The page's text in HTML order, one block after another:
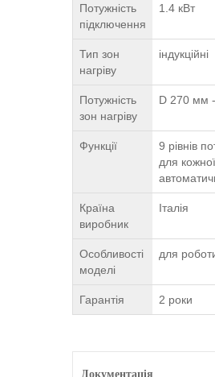
Потужність
підключення
1.4 кВт
Тип зон
нагріву
індукційні
Потужність
зон нагріву
D 270 мм
Функції
9 рівнів
для
Країна
виробник
Італія
Особливості
моделі
для
Гарантія 2 роки
Документація